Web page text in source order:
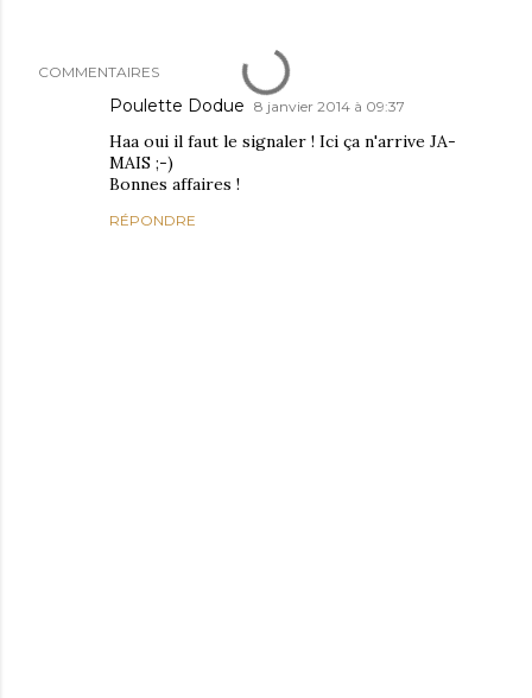
COMMENTAIRES
Poulette Dodue 8 janvier 2014 à 09:37
Haa oui il faut le signaler ! Ici ça n'arrive JA-
MAIS ;-)
Bonnes affaires !
RÉPONDRE